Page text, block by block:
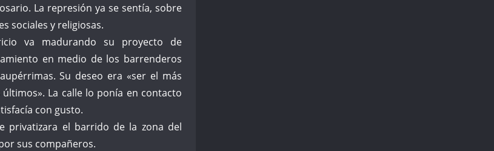
La represión ya se sentía, sobre
sociales y religiosas.
va madurando su proyecto de
en medio de los barrenderos
Su deseo era «ser el más
La calle lo ponía en contacto
con gusto.
privatizara el barrido de la zona del
sus compañeros.